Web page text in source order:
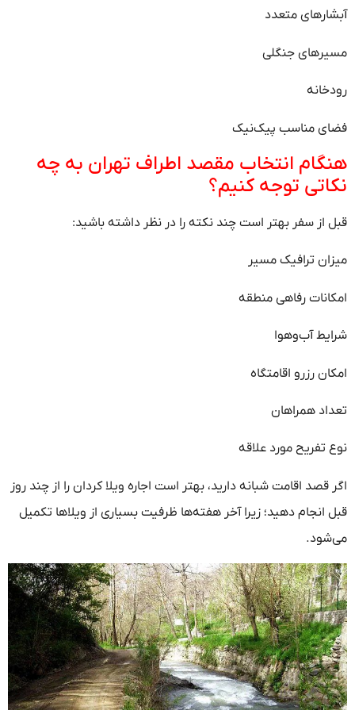
آبشارهای متعدد
مسیرهای جنگلی
رودخانه
فضای مناسب پیک‌نیک
هنگام انتخاب مقصد اطراف تهران به چه
نکاتی توجه کنیم؟
قبل از سفر بهتر است چند نکته را در نظر داشته باشید:
میزان ترافیک مسیر
امکانات رفاهی منطقه
شرایط آب‌وهوا
امکان رزرو اقامتگاه
تعداد همراهان
نوع تفریح مورد علاقه
اگر قصد اقامت شبانه دارید، بهتر است اجاره ویلا کردان را از چند روز
قبل انجام دهید؛ زیرا آخر هفته‌ها ظرفیت بسیاری از ویلاها تکمیل
می‌شود.